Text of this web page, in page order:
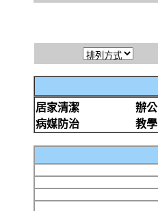
居家清潔
辦
病媒防治
教學